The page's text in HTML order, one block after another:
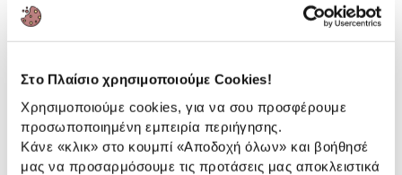
Στο Πλαίσιο χρησιμοποιούμε Cookies!
Χρησιμοποιούμε cookies, για να σου προσφέρουμε
προσωποποιημένη εμπειρία περιήγησης.
Κάνε «κλικ» στο κουμπί «Αποδοχή όλων» και βοήθησέ
μας να προσαρμόσουμε τις προτάσεις μας αποκλειστικά
Περιγραφή
σε όλη τη διάρκεια του ταξιδιού!
Χαρακτηριστικά
Διαστάσεις: 10x20 cm